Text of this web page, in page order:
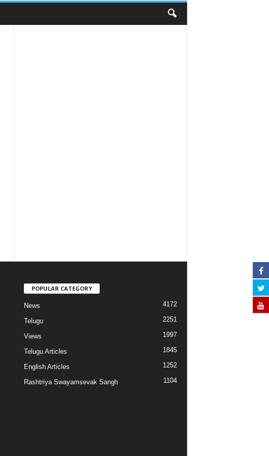
POPULAR CATEGORY
News 4172
Telugu 2251
Views 1997
Telugu Articles 1845
English Articles 1252
Rashtriya Swayamsevak Sangh 1104